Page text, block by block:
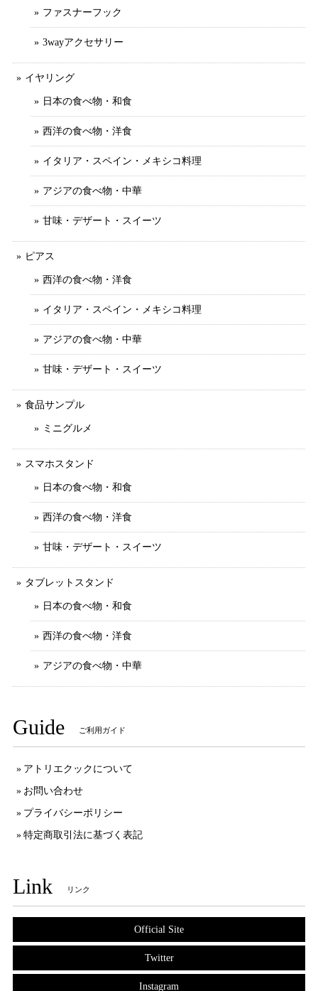
ファスナーフック
3wayアクセサリー
イヤリング
日本の食べ物・和食
西洋の食べ物・洋食
イタリア・スペイン・メキシコ料理
アジアの食べ物・中華
甘味・デザート・スイーツ
ピアス
西洋の食べ物・洋食
イタリア・スペイン・メキシコ料理
アジアの食べ物・中華
甘味・デザート・スイーツ
食品サンプル
ミニグルメ
スマホスタンド
日本の食べ物・和食
西洋の食べ物・洋食
甘味・デザート・スイーツ
タブレットスタンド
日本の食べ物・和食
西洋の食べ物・洋食
アジアの食べ物・中華
Guide ご利用ガイド
アトリエクックについて
お問い合わせ
プライバシーポリシー
特定商取引法に基づく表記
Link リンク
Official Site
Twitter
Instagram